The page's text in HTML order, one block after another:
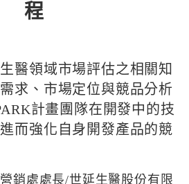
程
醫領域市場評估之相關知
求、市場定位與競品分析
計畫團隊在開發中的技
而強化自身開發產品的競
銷處處⻑/世延⽣醫股份有限